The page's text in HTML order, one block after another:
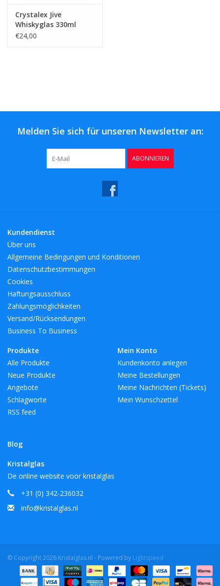
Crystalex Jive
Whiskyglas 330ml
€24,00
Melden Sie sich für unseren Newsletter an:
ABONNIEREN
Kundendienst
Über uns
Allgemeine Bedingungen und Konditionen
Datenschutzbestimmungen
Cookies
Haftungsausschluss
Zahlungsmöglichkeiten
Versand/Rücksendungen
Business To Business
Produkte
Alle Produkte
Neue Produkte
Angebote
Schlagworte
RSS feed
Blog
Mein Konto
Kundenkonto anlegen
Meine Bestellungen
Meine Nachrichten (Tickets)
Mein Wunschzettel
Kristalglas
De online website voor kristalglas
+31 (0) 342-236032
info@kristalglas.nl
© Copyright 2026 Kristalglas.nl - Powered by Lightspeed